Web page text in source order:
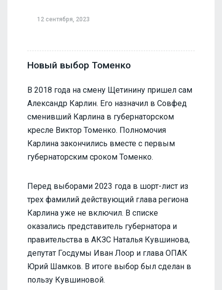
12 сентября, 2023
Новый выбор Томенко
В 2018 года на смену Щетинину пришел сам
Александр Карлин. Его назначил в Совфед
сменивший Карлина в губернаторском
кресле Виктор Томенко. Полномочия
Карлина закончились вместе с первым
губернаторским сроком Томенко.
Перед выборами 2023 года в шорт-лист из
трех фамилий действующий глава региона
Карлина уже не включил. В списке
оказались представитель губернатора и
правительства в АКЗС Наталья Кувшинова,
депутат Госдумы Иван Лоор и глава ОПАК
Юрий Шамков. В итоге выбор был сделан в
пользу Кувшиновой.